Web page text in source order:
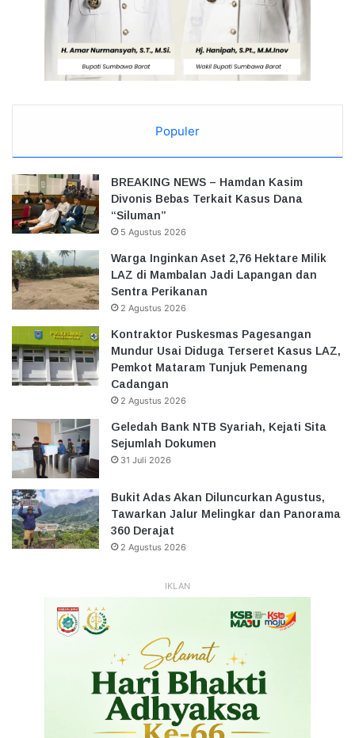
Populer
BREAKING NEWS – Hamdan Kasim
Divonis Bebas Terkait Kasus Dana
“Siluman”
5 Agustus 2026
Warga Inginkan Aset 2,76 Hektare Milik
LAZ di Mambalan Jadi Lapangan dan
Sentra Perikanan
2 Agustus 2026
Kontraktor Puskesmas Pagesangan
Mundur Usai Diduga Terseret Kasus LAZ,
Pemkot Mataram Tunjuk Pemenang
Cadangan
2 Agustus 2026
Geledah Bank NTB Syariah, Kejati Sita
Sejumlah Dokumen
31 Juli 2026
Bukit Adas Akan Diluncurkan Agustus,
Tawarkan Jalur Melingkar dan Panorama
360 Derajat
2 Agustus 2026
IKLAN